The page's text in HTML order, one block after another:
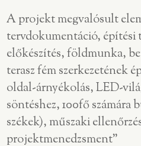
A projekt megvalósult
tervdokumentáció, építési
előkészítés, földmunka,
terasz fém szerkezetének
oldal-árnyékolás, LED-
söntéshez, 100fő számára
székek), műszaki
projektmenedzsment”